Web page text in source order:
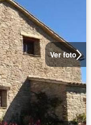
Ver foto